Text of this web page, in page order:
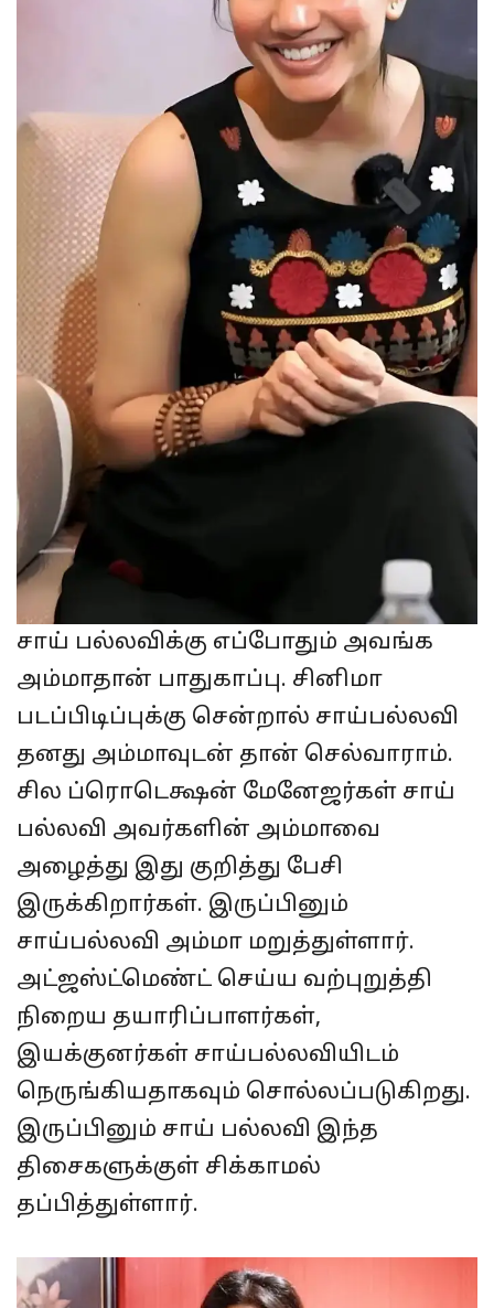
சாய் பல்லவிக்கு எப்போதும் அவங்க
அம்மாதான் பாதுகாப்பு. சினிமா
படப்பிடிப்புக்கு சென்றால் சாய்பல்லவி
தனது அம்மாவுடன் தான் செல்வாராம்.
சில ப்ரொடெக்ஷன் மேனேஜர்கள் சாய்
பல்லவி அவர்களின் அம்மாவை
அழைத்து இது குறித்து பேசி
இருக்கிறார்கள். இருப்பினும்
சாய்பல்லவி அம்மா மறுத்துள்ளார்.
அட்ஜஸ்ட்மெண்ட் செய்ய வற்புறுத்தி
நிறைய தயாரிப்பாளர்கள்,
இயக்குனர்கள் சாய்பல்லவியிடம்
நெருங்கியதாகவும் சொல்லப்படுகிறது.
இருப்பினும் சாய் பல்லவி இந்த
திசைகளுக்குள் சிக்காமல்
தப்பித்துள்ளார்.